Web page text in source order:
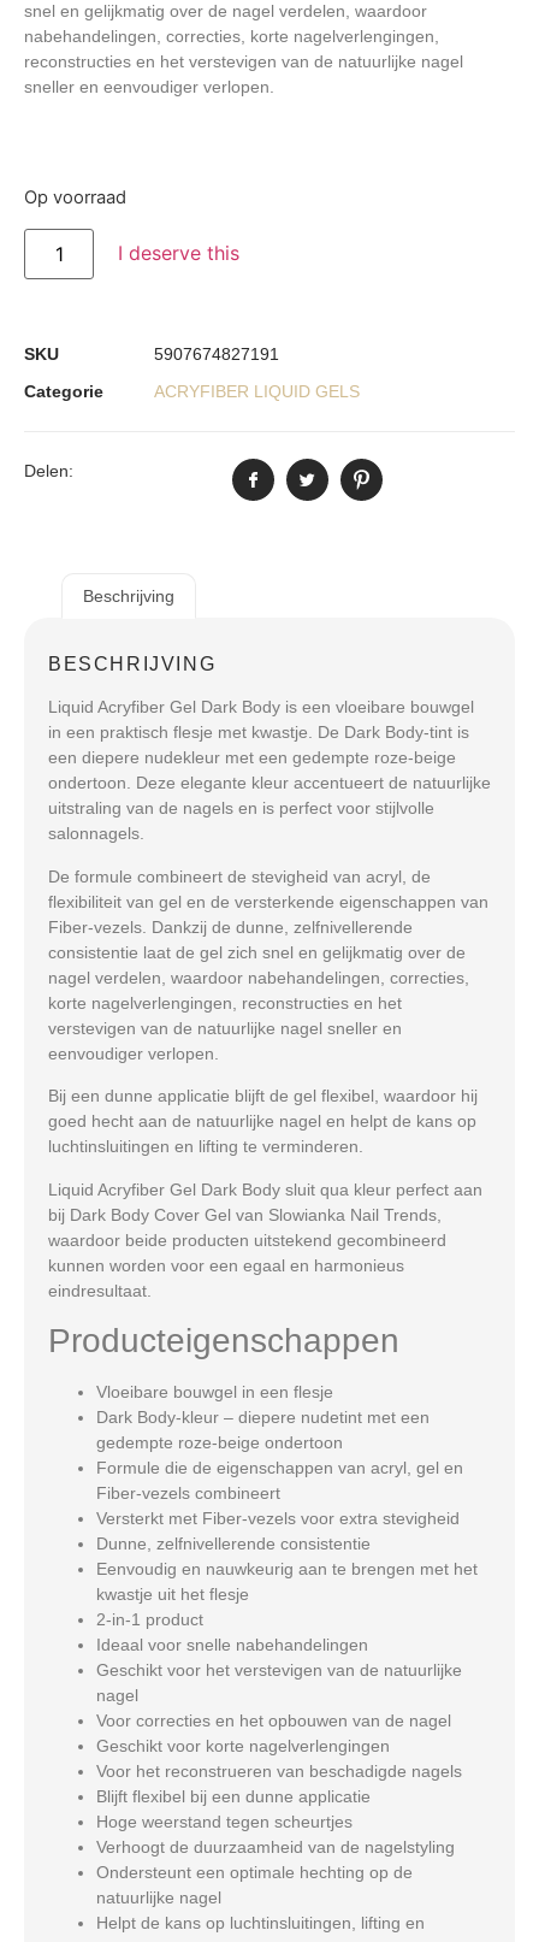
snel en gelijkmatig over de nagel verdelen, waardoor
nabehandelingen, correcties, korte nagelverlengingen,
reconstructies en het verstevigen van de natuurlijke nagel
sneller en eenvoudiger verlopen.
Op voorraad
I deserve this
SKU
5907674827191
Categorie
ACRYFIBER LIQUID GELS
Delen:
Beschrijving
BESCHRIJVING
Liquid Acryfiber Gel Dark Body is een vloeibare bouwgel
in een praktisch flesje met kwastje. De Dark Body-tint is
een diepere nudekleur met een gedempte roze-beige
ondertoon. Deze elegante kleur accentueert de natuurlijke
uitstraling van de nagels en is perfect voor stijlvolle
salonnagels.
De formule combineert de stevigheid van acryl, de
flexibiliteit van gel en de versterkende eigenschappen van
Fiber-vezels. Dankzij de dunne, zelfnivellerende
consistentie laat de gel zich snel en gelijkmatig over de
nagel verdelen, waardoor nabehandelingen, correcties,
korte nagelverlengingen, reconstructies en het
verstevigen van de natuurlijke nagel sneller en
eenvoudiger verlopen.
Bij een dunne applicatie blijft de gel flexibel, waardoor hij
goed hecht aan de natuurlijke nagel en helpt de kans op
luchtinsluitingen en lifting te verminderen.
Liquid Acryfiber Gel Dark Body sluit qua kleur perfect aan
bij Dark Body Cover Gel van Slowianka Nail Trends,
waardoor beide producten uitstekend gecombineerd
kunnen worden voor een egaal en harmonieus
eindresultaat.
Producteigenschappen
Vloeibare bouwgel in een flesje
Dark Body-kleur – diepere nudetint met een
gedempte roze-beige ondertoon
Formule die de eigenschappen van acryl, gel en
Fiber-vezels combineert
Versterkt met Fiber-vezels voor extra stevigheid
Dunne, zelfnivellerende consistentie
Eenvoudig en nauwkeurig aan te brengen met het
kwastje uit het flesje
2-in-1 product
Ideaal voor snelle nabehandelingen
Geschikt voor het verstevigen van de natuurlijke
nagel
Voor correcties en het opbouwen van de nagel
Geschikt voor korte nagelverlengingen
Voor het reconstrueren van beschadigde nagels
Blijft flexibel bij een dunne applicatie
Hoge weerstand tegen scheurtjes
Verhoogt de duurzaamheid van de nagelstyling
Ondersteunt een optimale hechting op de
natuurlijke nagel
Helpt de kans op luchtinsluitingen, lifting en